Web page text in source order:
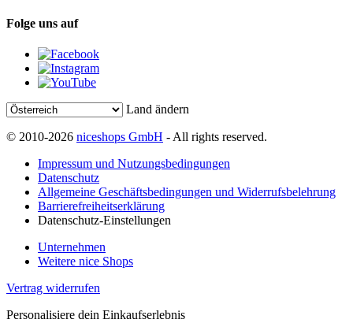
Folge uns auf
Land ändern
© 2010-2026 niceshops GmbH - All rights reserved.
Impressum und Nutzungsbedingungen
Datenschutz
Allgemeine Geschäftsbedingungen und Widerrufsbelehrung
Barrierefreiheitserklärung
Datenschutz-Einstellungen
Unternehmen
Weitere nice Shops
Vertrag widerrufen
Personalisiere dein Einkaufserlebnis